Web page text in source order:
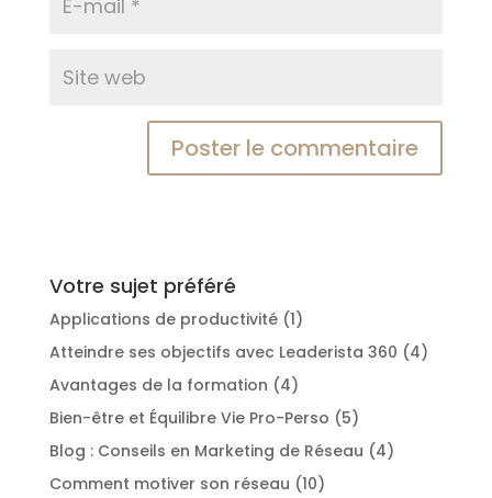
Votre sujet préféré
Applications de productivité(1)
Atteindre ses objectifs avec Leaderista 360 (4)
Avantages de la formation (4)
Bien-être et Équilibre Vie Pro-Perso (5)
Blog : Conseils en Marketing de Réseau (4)
Comment motiver son réseau (10)